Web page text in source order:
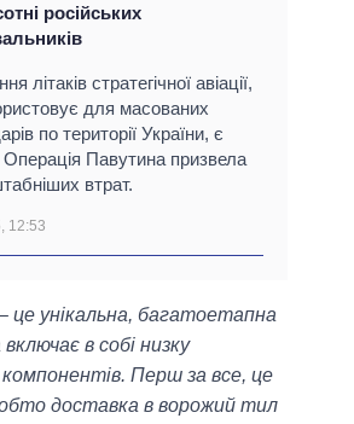
російських
літаків стратегічної авіації,
для масованих
по території України, є
Павутина призвела
втрат.
12:53
це унікальна, багатоетапна
в собі низку
Перш за все, це
доставка в ворожий тил